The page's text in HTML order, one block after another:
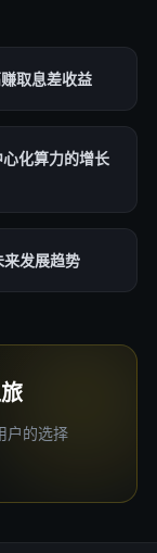
取息差收益
化算力的增长
发展趋势
户的选择